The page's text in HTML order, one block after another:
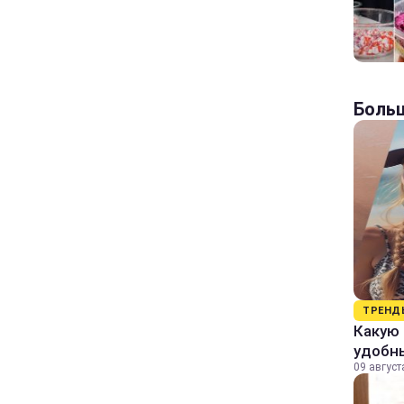
Какую
09